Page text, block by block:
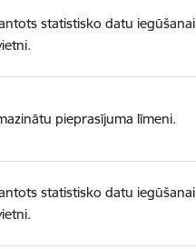
statistisko datu iegūšanai
pieprasījuma līmeni.
statistisko datu iegūšanai